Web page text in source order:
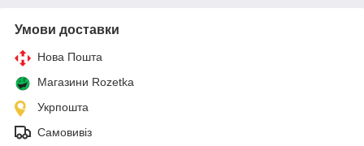
Умови доставки
Нова Пошта
Магазини Rozetka
Укрпошта
Самовивіз